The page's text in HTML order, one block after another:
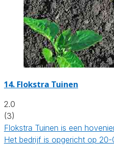
14. Flokstra Tuinen
2.0
(3)
Flokstra Tuinen is een
Het bedrijf is opgericht op